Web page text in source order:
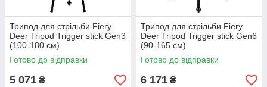
Трипод для стрільби Fiery
Deer Tripod Trigger stick Gen3
(100-180 см)
Готово до відправки
5 071 ₴
Трипод для стрільби Fiery
Deer Tripod Trigger stick Gen6
(90-165 см)
Готово до відправки
6 171 ₴